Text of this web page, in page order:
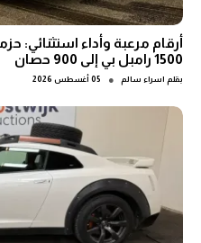
أرقام مرعبة وأداء استثنائي:
1500 رامبل بي إلى 900 حصان
بقلم اسراء سالم ● 05 أغسطس 2026